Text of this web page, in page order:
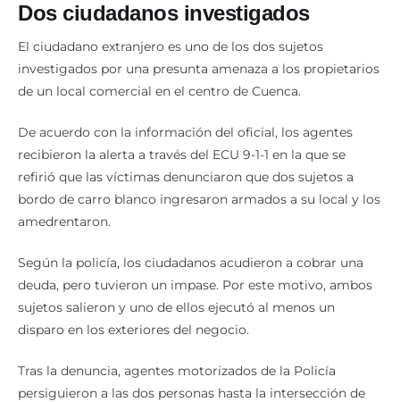
Dos ciudadanos investigados
El ciudadano extranjero es uno de los dos sujetos
investigados por una presunta amenaza a los propietarios
de un local comercial en el centro de Cuenca.
De acuerdo con la información del oficial, los agentes
recibieron la alerta a través del ECU 9-1-1 en la que se
refirió que las víctimas denunciaron que dos sujetos a
bordo de carro blanco ingresaron armados a su local y los
amedrentaron.
Según la policía, los ciudadanos acudieron a cobrar una
deuda, pero tuvieron un impase. Por este motivo, ambos
sujetos salieron y uno de ellos ejecutó al menos un
disparo en los exteriores del negocio.
Tras la denuncia, agentes motorizados de la Policía
persiguieron a las dos personas hasta la intersección de